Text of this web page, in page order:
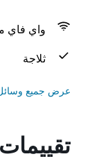
واي فاي
ثلاجة
عرض جميع وسائل